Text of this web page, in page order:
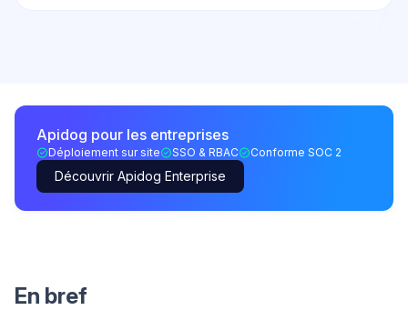
Apidog pour les entreprises
Déploiement sur site SSO & RBAC Conforme SOC 2
Découvrir Apidog Enterprise
En bref